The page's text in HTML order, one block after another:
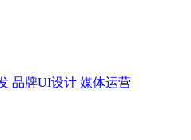
品牌UI设计 媒体运营